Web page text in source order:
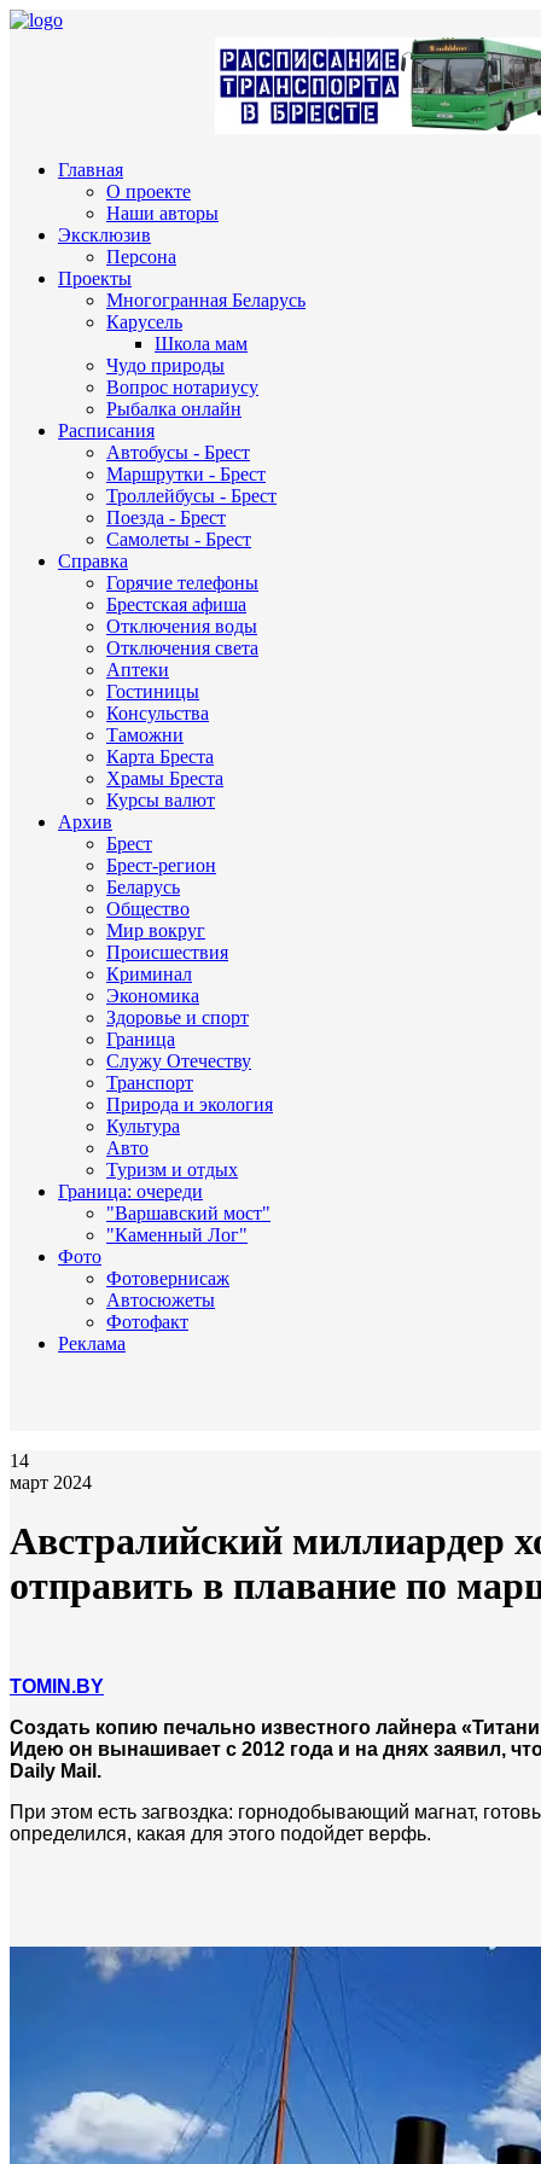
Главная
О проекте
Наши авторы
Эксклюзив
Персона
Проекты
Многогранная Беларусь
Карусель
Школа мам
Чудо природы
Вопрос нотариусу
Рыбалка онлайн
Расписания
Автобусы - Брест
Маршрутки - Брест
Троллейбусы - Брест
Поезда - Брест
Самолеты - Брест
Справка
Горячие телефоны
Брестская афиша
Отключения воды
Отключения света
Аптеки
Гостиницы
Консульства
Таможни
Карта Бреста
Храмы Бреста
Курсы валют
Архив
Брест
Брест-регион
Беларусь
Общество
Мир вокруг
Происшествия
Криминал
Экономика
Здоровье и спорт
Граница
Служу Отечеству
Транспорт
Природа и экология
Культура
Авто
Туризм и отдых
Граница: очереди
"Варшавский мост"
"Каменный Лог"
Фото
Фотовернисаж
Автосюжеты
Фотофакт
Реклама
14
март 2024
Австралийский миллиардер
отправить в плавание по
TOMIN.BY
Создать копию печально известного лайнера
Идею он вынашивает с 2012 года и на днях заявил,
Daily Mail.
При этом есть загвоздка: горнодобывающий магнат,
определился, какая для этого подойдет верфь.